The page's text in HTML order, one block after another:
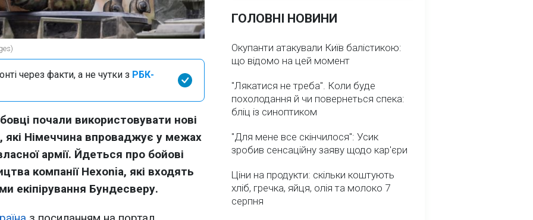
через факти, а не чутки з РБК-
почали використовувати нові
які Німеччина впроваджує у межах
армії. Йдеться про бойові
компанії Hexonia, які входять
екіпірування Бундесверу.
ГОЛОВНІ НОВИНИ
Окупанти атакували Київ балістикою:
що відомо на цей момент
"Лякатися не треба". Коли буде
похолодання й чи повернеться спека:
бліц із синоптиком
"Для мене все скінчилося": Усик
зробив сенсаційну заяву щодо кар'єри
Ціни на продукти: скільки коштують
хліб, гречка, яйця, олія та молоко 7
серпня